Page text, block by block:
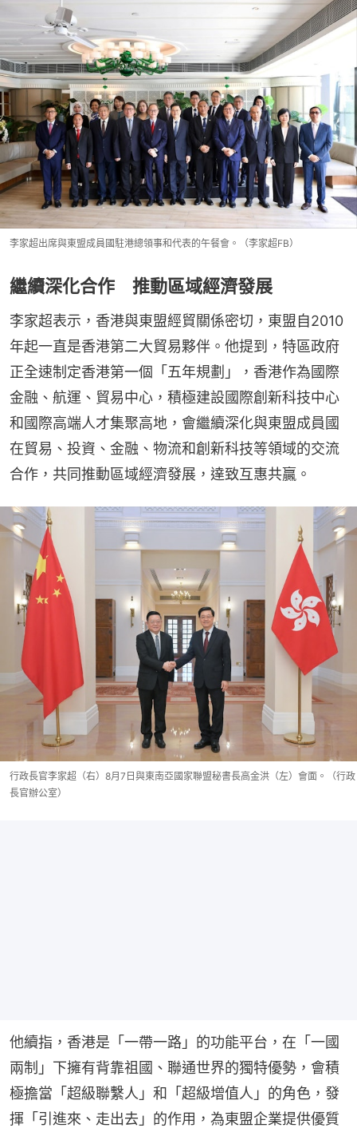
李家超出席與東盟成員國駐港總領事和代表的午餐會。（李家超FB）
繼續深化合作 推動區域經濟發展
李家超表示，香港與東盟經貿關係密切，東盟自2010
年起一直是香港第二大貿易夥伴。他提到，特區政府
正全速制定香港第一個「五年規劃」，香港作為國際
金融、航運、貿易中心，積極建設國際創新科技中心
和國際高端人才集聚高地，會繼續深化與東盟成員國
在貿易、投資、金融、物流和創新科技等領域的交流
合作，共同推動區域經濟發展，達致互惠共贏。
行政長官李家超（右）8月7日與東南亞國家聯盟秘書長高金洪（左）會面。（行政
長官辦公室）
他續指，香港是「一帶一路」的功能平台，在「一國
兩制」下擁有背靠祖國、聯通世界的獨特優勢，會積
極擔當「超級聯繫人」和「超級增值人」的角色，發
揮「引進來、走出去」的作用，為東盟企業提供優質